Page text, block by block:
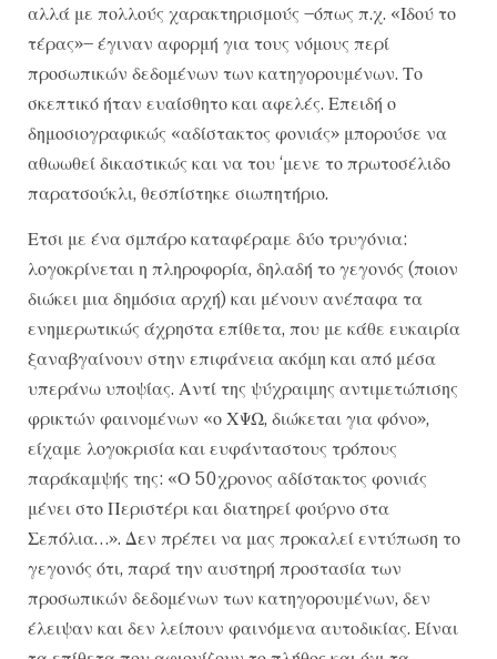
αλλά με πολλούς χαρακτηρισμούς –όπως π.χ. «Ιδού το
τέρας»– έγιναν αφορμή για τους νόμους περί
προσωπικών δεδομένων των κατηγορουμένων. Το
σκεπτικό ήταν ευαίσθητο και αφελές. Επειδή ο
δημοσιογραφικώς «αδίστακτος φονιάς» μπορούσε να
αθωωθεί δικαστικώς και να του ‘μενε το πρωτοσέλιδο
παρατσούκλι, θεσπίστηκε σιωπητήριο.
Ετσι με ένα σμπάρο καταφέραμε δύο τρυγόνια:
λογοκρίνεται η πληροφορία, δηλαδή το γεγονός (ποιον
διώκει μια δημόσια αρχή) και μένουν ανέπαφα τα
ενημερωτικώς άχρηστα επίθετα, που με κάθε ευκαιρία
ξαναβγαίνουν στην επιφάνεια ακόμη και από μέσα
υπεράνω υποψίας. Αντί της ψύχραιμης αντιμετώπισης
φρικτών φαινομένων «ο ΧΨΩ, διώκεται για φόνο»,
είχαμε λογοκρισία και ευφάνταστους τρόπους
παράκαμψής της: «Ο 50χρονος αδίστακτος φονιάς
μένει στο Περιστέρι και διατηρεί φούρνο στα
Σεπόλια…». Δεν πρέπει να μας προκαλεί εντύπωση το
γεγονός ότι, παρά την αυστηρή προστασία των
προσωπικών δεδομένων των κατηγορουμένων, δεν
έλειψαν και δεν λείπουν φαινόμενα αυτοδικίας. Είναι